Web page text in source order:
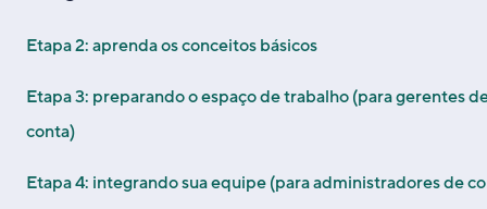
Etapa 2: aprenda os conceitos básicos
Etapa 3: preparando o espaço de trabalho (para gerentes
conta)
Etapa 4: integrando sua equipe (para administradores de